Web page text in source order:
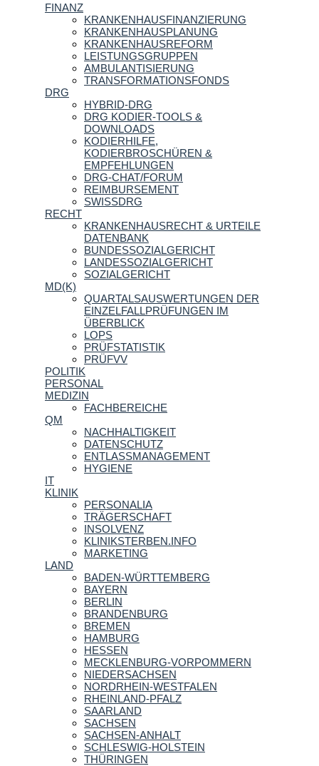
FINANZ
KRANKENHAUSFINANZIERUNG
KRANKENHAUSPLANUNG
KRANKENHAUSREFORM
LEISTUNGSGRUPPEN
AMBULANTISIERUNG
TRANSFORMATIONSFONDS
DRG
HYBRID-DRG
DRG KODIER-TOOLS &
DOWNLOADS
KODIERHILFE,
KODIERBROSCHÜREN &
EMPFEHLUNGEN
DRG-CHAT/FORUM
REIMBURSEMENT
SWISSDRG
RECHT
KRANKENHAUSRECHT & URTEILE
DATENBANK
BUNDESSOZIALGERICHT
LANDESSOZIALGERICHT
SOZIALGERICHT
MD(K)
QUARTALSAUSWERTUNGEN DER
EINZELFALLPRÜFUNGEN IM
ÜBERBLICK
LOPS
PRÜFSTATISTIK
PRÜFVV
POLITIK
PERSONAL
MEDIZIN
FACHBEREICHE
QM
NACHHALTIGKEIT
DATENSCHUTZ
ENTLASSMANAGEMENT
HYGIENE
IT
KLINIK
PERSONALIA
TRÄGERSCHAFT
INSOLVENZ
KLINIKSTERBEN.INFO
MARKETING
LAND
BADEN-WÜRTTEMBERG
BAYERN
BERLIN
BRANDENBURG
BREMEN
HAMBURG
HESSEN
MECKLENBURG-VORPOMMERN
NIEDERSACHSEN
NORDRHEIN-WESTFALEN
RHEINLAND-PFALZ
SAARLAND
SACHSEN
SACHSEN-ANHALT
SCHLESWIG-HOLSTEIN
THÜRINGEN